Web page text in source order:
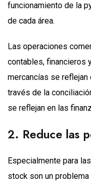
funcionamiento de la
de cada área.
Las operaciones
contables, financieros
mercancías se
través de la
se reflejan en las
2. Reduce las
Especialmente para
stock son un